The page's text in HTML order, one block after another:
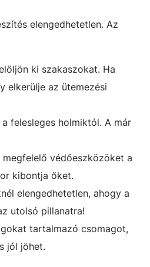
elengedhetetlen. Az
ki szakaszokat. Ha
elkerülje az ütemezési
felesleges holmiktól. A már
védőeszközöket a
kibontja őket.
elengedhetetlen, ahogy a
utolsó pillanatra!
tartalmazó csomagot,
jól jöhet.